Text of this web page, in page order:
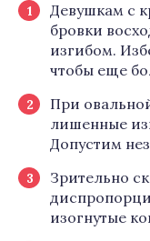
Девушкам с
бровки
изгибом.
чтобы еще
При
лишенные
Допустим
Зрительно
изогнутые